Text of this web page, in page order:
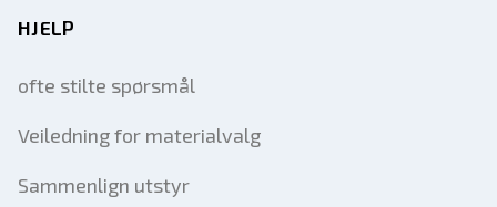
HJELP
ofte stilte spørsmål
Veiledning for materialvalg
Sammenlign utstyr